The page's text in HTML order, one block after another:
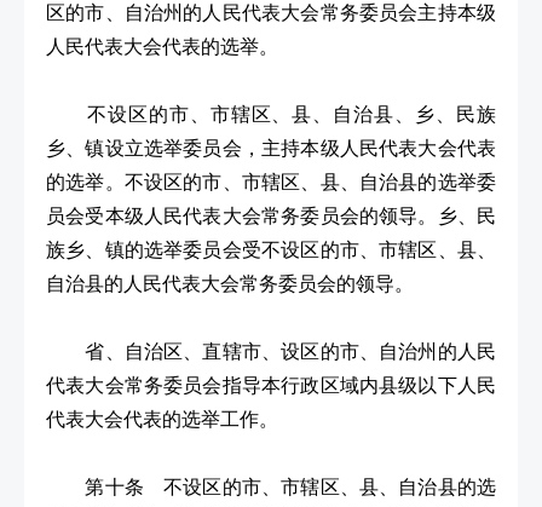
区的市、自治州的人民代表大会常务委员会主持本级
人民代表大会代表的选举。
不设区的市、市辖区、县、自治县、乡、民族
乡、镇设立选举委员会，主持本级人民代表大会代表
的选举。不设区的市、市辖区、县、自治县的选举委
员会受本级人民代表大会常务委员会的领导。乡、民
族乡、镇的选举委员会受不设区的市、市辖区、县、
自治县的人民代表大会常务委员会的领导。
省、自治区、直辖市、设区的市、自治州的人民
代表大会常务委员会指导本行政区域内县级以下人民
代表大会代表的选举工作。
第十条 不设区的市、市辖区、县、自治县的选